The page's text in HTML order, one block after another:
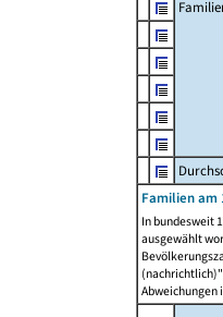
Familien am
In bundesweit
ausgewählt
Abweichungen